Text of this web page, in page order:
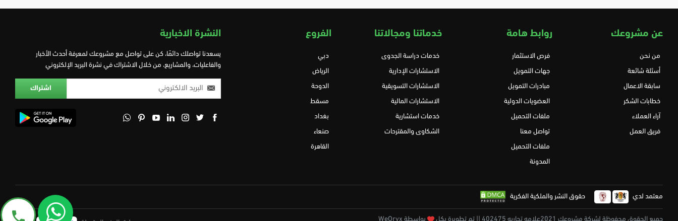
عن مشروعك
من نحن
أسئلة شائعة
سابقة الاعمال
خطابات الشكر
آراء العملاء
فريق العمل
روابط هامة
فرص الاستثمار
جهات التمويل
مبادرات التمويل
العضويات الدولية
ملفات التحميل
تواصل معنا
ملفات التحميل
المدونة
خدماتنا ومجالاتنا
خدمات دراسة الجدوى
الاستشارات الإدارية
الاستشارات التسويقية
الاستشارات المالية
خدمات استشارية
الشكاوى والمقترحات
الفروع
دبي
الرياض
الدوحة
مسقط
بغداد
صنعاء
القاهرة
النشرة الاخبارية
يسعدنا تواصلك دائمًا، كن على تواصل مع مشروعك لمعرفة أحدث الأخبار
والفاعليات، والمشاريع، من خلال الاشتراك في نشرة البريد الإلكتروني
معتمد لدي حقوق النشر والملكية الفكرية
جميع الحقوق محفوظة لشركة مشروعك 2021علامه تجاريه 402475 || تم تطويرة بكل بواسطة WeOryx